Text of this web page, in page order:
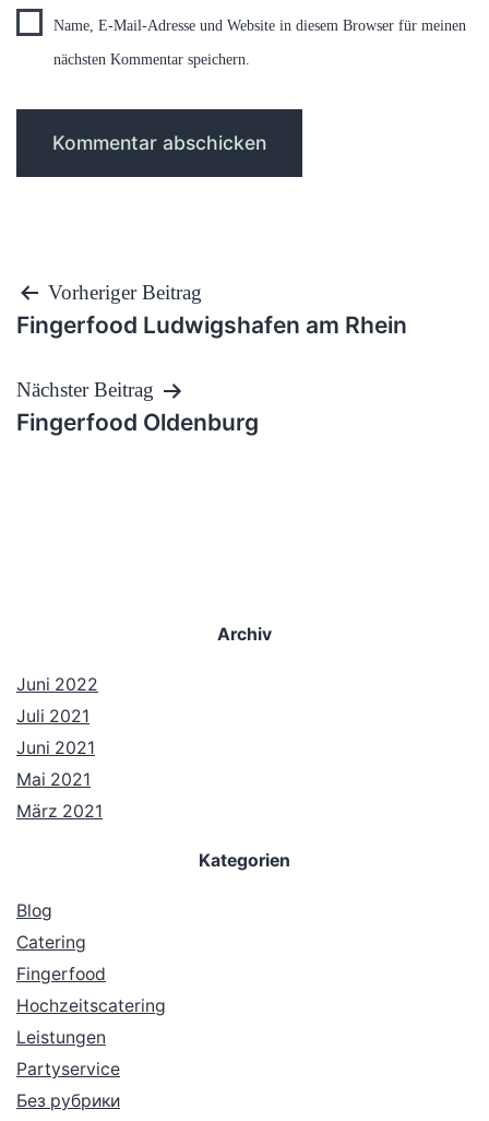
Name, E-Mail-Adresse und Website in diesem Browser für meinen
nächsten Kommentar speichern.
Beitragsnavigation
Vorheriger Beitrag
Fingerfood Ludwigshafen am Rhein
Nächster Beitrag
Fingerfood Oldenburg
Archiv
Juni 2022
Juli 2021
Juni 2021
Mai 2021
März 2021
Kategorien
Blog
Catering
Fingerfood
Hochzeitscatering
Leistungen
Partyservice
Без рубрики